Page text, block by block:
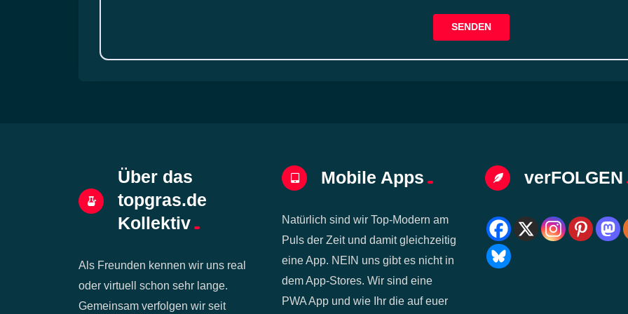
SENDEN
Über das
topgras.de
Kollektiv
Als Freunden kennen wir uns real
oder virtuell schon sehr lange.
Gemeinsam verfolgen wir seit
Mobile Apps
Natürlich sind wir Top-Modern am
Puls der Zeit und damit gleichzeitig
eine App. NEIN uns gibt es nicht in
dem App-Stores. Wir sind eine
PWA App und wie Ihr die auf euer
verFOLGEN